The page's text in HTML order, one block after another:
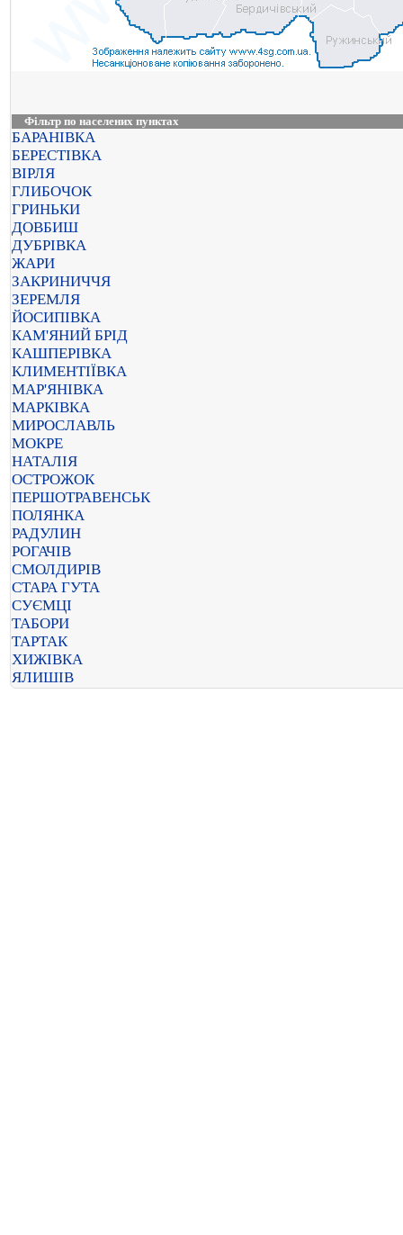
Фільтр по населених пунктах
БАРАНІВКА
БЕРЕСТІВКА
ВІРЛЯ
ГЛИБОЧОК
ГРИНЬКИ
ДОВБИШ
ДУБРІВКА
ЖАРИ
ЗАКРИНИЧЧЯ
ЗЕРЕМЛЯ
ЙОСИПІВКА
КАМ'ЯНИЙ БРІД
КАШПЕРІВКА
КЛИМЕНТІЇВКА
МАР'ЯНІВКА
МАРКІВКА
МИРОСЛАВЛЬ
МОКРЕ
НАТАЛІЯ
ОСТРОЖОК
ПЕРШОТРАВЕНСЬК
ПОЛЯНКА
РАДУЛИН
РОГАЧІВ
СМОЛДИРІВ
СТАРА ГУТА
СУЄМЦІ
ТАБОРИ
ТАРТАК
ХИЖІВКА
ЯЛИШІВ